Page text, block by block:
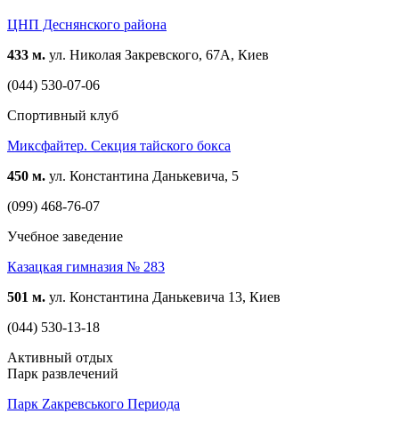
ЦНП Деснянского района
433 м. ул. Николая Закревского, 67А, Киев
(044) 530-07-06
Спортивный клуб
Миксфайтер. Секция тайского бокса
450 м. ул. Константина Данькевича, 5
(099) 468-76-07
Учебное заведение
Казацкая гимназия № 283
501 м. ул. Константина Данькевича 13, Киев
(044) 530-13-18
Активный отдых
Парк развлечений
Парк Zакревського Периода